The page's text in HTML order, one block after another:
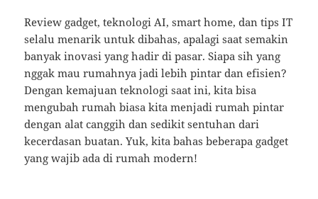
Review gadget, teknologi AI, smart home, dan tips IT
selalu menarik untuk dibahas, apalagi saat semakin
banyak inovasi yang hadir di pasar. Siapa sih yang
nggak mau rumahnya jadi lebih pintar dan efisien?
Dengan kemajuan teknologi saat ini, kita bisa
mengubah rumah biasa kita menjadi rumah pintar
dengan alat canggih dan sedikit sentuhan dari
kecerdasan buatan. Yuk, kita bahas beberapa gadget
yang wajib ada di rumah modern!